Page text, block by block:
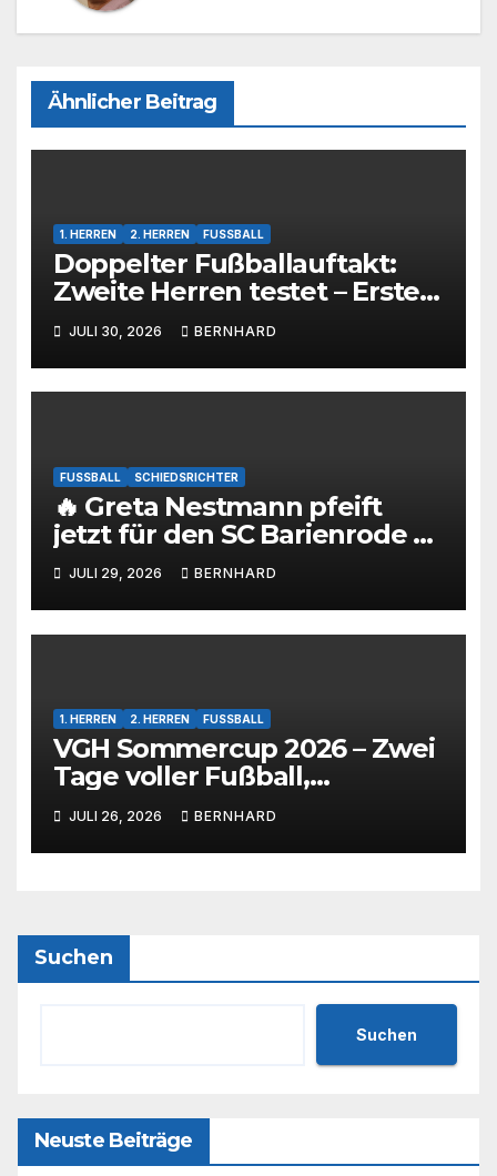
Ähnlicher Beitrag
1. HERREN 2. HERREN FUSSBALL
Doppelter Fußballauftakt:
Zweite Herren testet – Erste
Herren startet im Kreispokal
JULI 30, 2026 BERNHARD
FUSSBALL SCHIEDSRICHTER
🔥 Greta Nestmann pfeift
jetzt für den SC Barienrode –
unsere jüngste
Schiedsrichterin hat die
Prüfung bestanden! 💙🤍⚽
JULI 29, 2026 BERNHARD
1. HERREN 2. HERREN FUSSBALL
VGH Sommercup 2026 – Zwei
Tage voller Fußball,
Emotionen und tollem
Rahmenprogramm 🩵🤍
JULI 26, 2026 BERNHARD
Suchen
Suchen
Neuste Beiträge